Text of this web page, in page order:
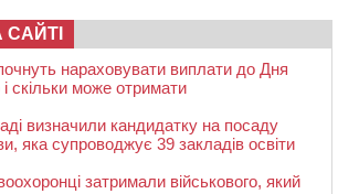
нараховувати виплати до Дня
скільки може отримати
визначили кандидатку на посаду
яка супроводжує 39 закладів освіти
затримали військового, який